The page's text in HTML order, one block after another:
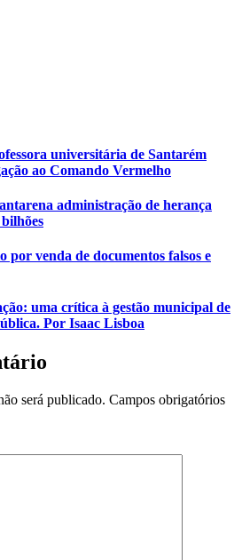
universitária de Santarém
ao Comando Vermelho
administração de herança
por venda de documentos falsos e
uma crítica à gestão municipal de
Por Isaac Lisboa
será publicado. Campos obrigatórios